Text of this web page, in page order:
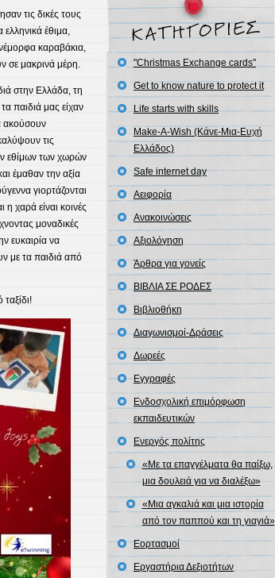
τις δικές τους
έθιμα,
καραβάκια,
σε μακρινά μέρη.
στην Ελλάδα, τη
παιδιά μας είχαν
ακούσουν
τις
εθίμων των χωρών
έμαθαν την αξία
γιορτάζονται
χαρά είναι κοινές
μοναδικές
ευκαιρία να
με τα παιδιά από
"Christmas Exchange cards"
Get to know nature to protect it
Life starts with skills
Make-A-Wish (Κάνε-Μια-Ευχή
Ελλάδος)
Safe internet day
Αειφορία
Ανακοινώσεις
Αξιολόγηση
Άρθρα για γονείς
ΒΙΒΛΙΑ ΣΕ ΡΟΔΕΣ
Βιβλιοθήκη
Διαγωνισμοί-Δράσεις
Δωρεές
Εγγραφές
Ενδοσχολική επιμόρφωση
εκπαιδευτικών
Ενεργός πολίτης
«Με τα επαγγέλματα θα παίξω,
μια δουλειά για να διαλέξω»
«Μια αγκαλιά και μια ιστορία
από τον παππού και τη γιαγιά»
Εορτασμοί
Εργαστήρια Δεξιοτήτων